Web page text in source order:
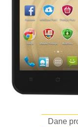
Dane